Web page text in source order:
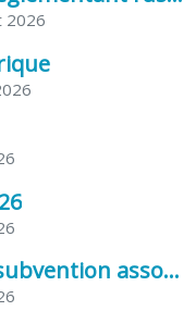
2026
CERFA demande de subvention association